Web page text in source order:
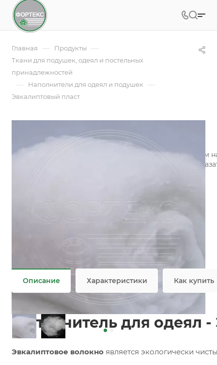
Главная — Продукты —
Ткани для подушек, одеял и постельных
принадлежностей
— Наполнители для одеял и подушек —
Эвкалиптовый пласт
Эвкалиптовый пласт
Эвкалиптовое волокно является экологически чистым
долговечны и износостойки, обладают высокими
Ассортимент наполнителей для подушек и одеял
Не является публичной офертой
Описание Характеристики Как купить
Наполнитель для одеял
Эвкалиптовое волокно является экологически